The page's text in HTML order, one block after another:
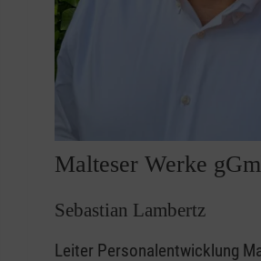
Malteser Werke
Sebastian Lambertz
Leiter Personalentwicklung